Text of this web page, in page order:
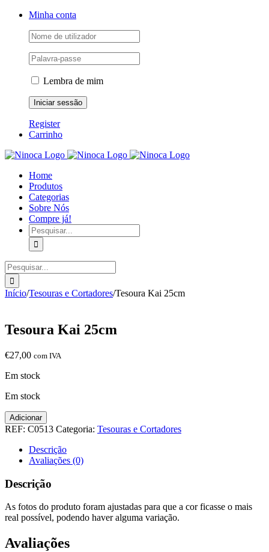
Skip
Facebook
Instagram
YouTubeMinha conta
Lembra de mim
Register
Carrinho
Home
Produtos
Categorias
Sobre Nós
Compre já!
Pesquisar
Pesquisar
Início/Tesouras e Cortadores/Tesoura Kai 25cm
Tesoura Kai 25cm
€27,00 com IVA
Em stock
Em stock
Quantidade
de
25cm
Adicionar
REF: C0513 Categoria: Tesouras e Cortadores
Descrição
Avaliações (0)
Descrição
As fotos do produto foram ajustadas para que a cor ficasse o mais
real possível, podendo haver alguma variação.
Avaliações